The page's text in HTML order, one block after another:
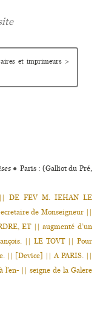
et imprimeurs >
● Paris : (Galliot du Pré,
|| DE FEV M. IEHAN LE
de Monseigneur ||
ET || aug­menté d’un
|| LE TOVT || Pour
|| [Device] || A PARIS. ||
|| seigne de la Galere